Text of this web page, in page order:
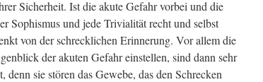
Sicherheit. Ist die akute Gefahr vorbei und die
Sophismus und jede Trivialität recht und selbst
von der schrecklichen Erinnerung. Vor allem die
der akuten Gefahr einstellen, sind dann sehr
sie stören das Gewebe, das den Schrecken